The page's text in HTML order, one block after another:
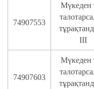
74907553
Мүкеден
III
74907603
Мүкеден